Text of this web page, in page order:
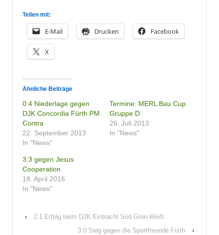
Teilen mit:
E-Mail Drucken Facebook
X
Ähnliche Beiträge
0:4 Niederlage gegen
DJK Concordia Fürth PM
Contra
22. September 2013
In "News"
Termine: MERL Bau Cup
Gruppe D
26. Juli 2013
In "News"
3:3 gegen Jesus
Cooperation
18. April 2016
In "News"
‹
2:1 Erfolg beim DJK Eintracht Süd Grün-Weiß
3:0 Sieg gegen die Sportfreunde Fürth
›